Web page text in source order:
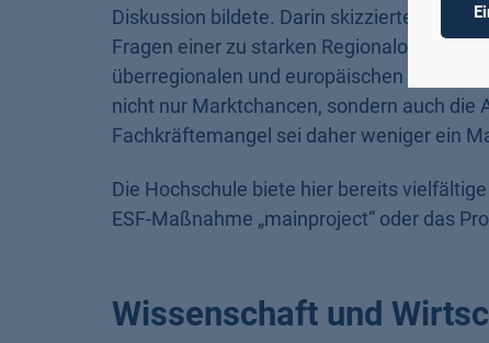
Diskussion bildete. Darin skizzierte er die
Fragen einer zu starken
überregionalen und europäischen
nicht nur Marktchancen, sondern auch die
Fachkräftemangel sei daher weniger ein
Die Hochschule biete hier bereits
ESF-Maßnahme „mainproject“ oder das
Wissenschaft und